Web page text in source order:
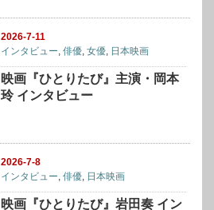
2026-7-11
インタビュー,俳優,女優, 日本映画
映画『ひとりたび』主演・岡本
玲 インタビュー
2026-7-8
インタビュー ,俳優 日本映画
映画『ひとりたび』岩田奏 イン